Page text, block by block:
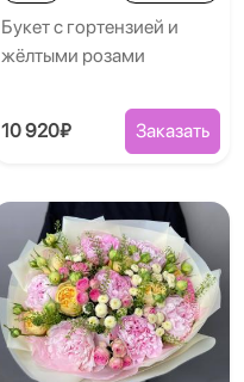
Букет с гортензией и
жёлтыми розами
10 920₽ Заказать